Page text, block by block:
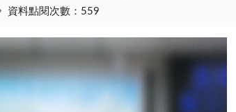
資料點閱次數：559